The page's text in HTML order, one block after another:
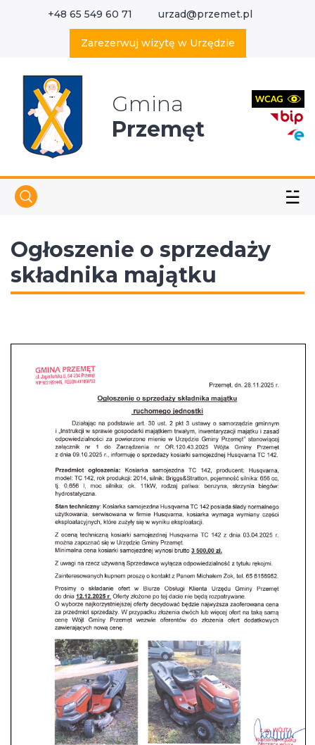
+48 65 549 60 71 urzad@przemet.pl
Zarezerwuj wizytę w Urzędzie
Gmina
Przemęt
☱
Ogłoszenie o sprzedaży
składnika majątku
Wyszukaj w serwisie